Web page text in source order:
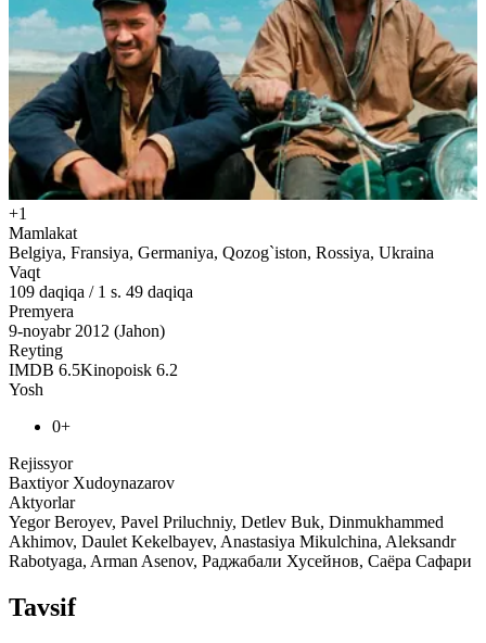
+1
Mamlakat
Belgiya, Fransiya, Germaniya, Qozog`iston, Rossiya, Ukraina
Vaqt
109 daqiqa / 1 s. 49 daqiqa
Premyera
9-noyabr 2012 (Jahon)
Reyting
IMDB 6.5Kinopoisk 6.2
Yosh
0+
Rejissyor
Baxtiyor Xudoynazarov
Aktyorlar
Yegor Beroyev, Pavel Priluchniy, Detlev Buk, Dinmukhammed
Akhimov, Daulet Kekelbayev, Anastasiya Mikulchina, Aleksandr
Rabotyaga, Arman Asenov, Раджабали Хусейнов, Саёра Сафари
Tavsif